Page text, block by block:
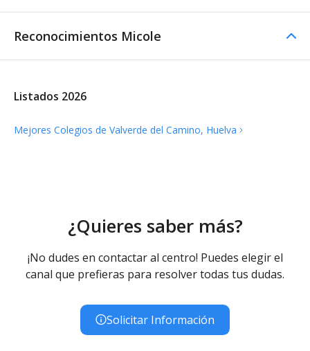
Reconocimientos Micole
Listados 2026
Mejores Colegios de Valverde del Camino, Huelva
¿Quieres saber más?
¡No dudes en contactar al centro! Puedes elegir el
canal que prefieras para resolver todas tus dudas.
Solicitar Información